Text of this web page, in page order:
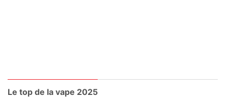
Le top de la vape 2025